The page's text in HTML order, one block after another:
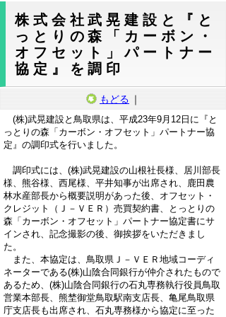
株式会社武晃建設と『と
っとりの森「カーボン・
オフセット」パートナー
協定』を調印
もどる ｜
(株)武晃建設と鳥取県は、平成23年9月12日に『と
っとりの森「カーボン・オフセット」パートナー協
定』の調印式を行いました。
調印式には、(株)武晃建設の山根社長様、居川部長
様、熊谷様、西尾様、平井知事が出席され、鹿田農
林水産部長から概要説明があった後、オフセット・
クレジット（Ｊ－ＶＥＲ）売買契約書、とっとりの
森「カーボン・オフセット」パートナー協定書にサ
インされ、記念撮影の後、御挨拶をいただきまし
た。
また、本協定は、鳥取県Ｊ－ＶＥＲ地域コーディ
ネーターである(株)山陰合同銀行が仲介されたもので
あるため、(株)山陰合同銀行の石丸専務執行役員鳥取
営業本部長、熊埜御堂鳥取駅南支店長、亀尾鳥取県
庁支店長も出席され、石丸専務様から協定に至った